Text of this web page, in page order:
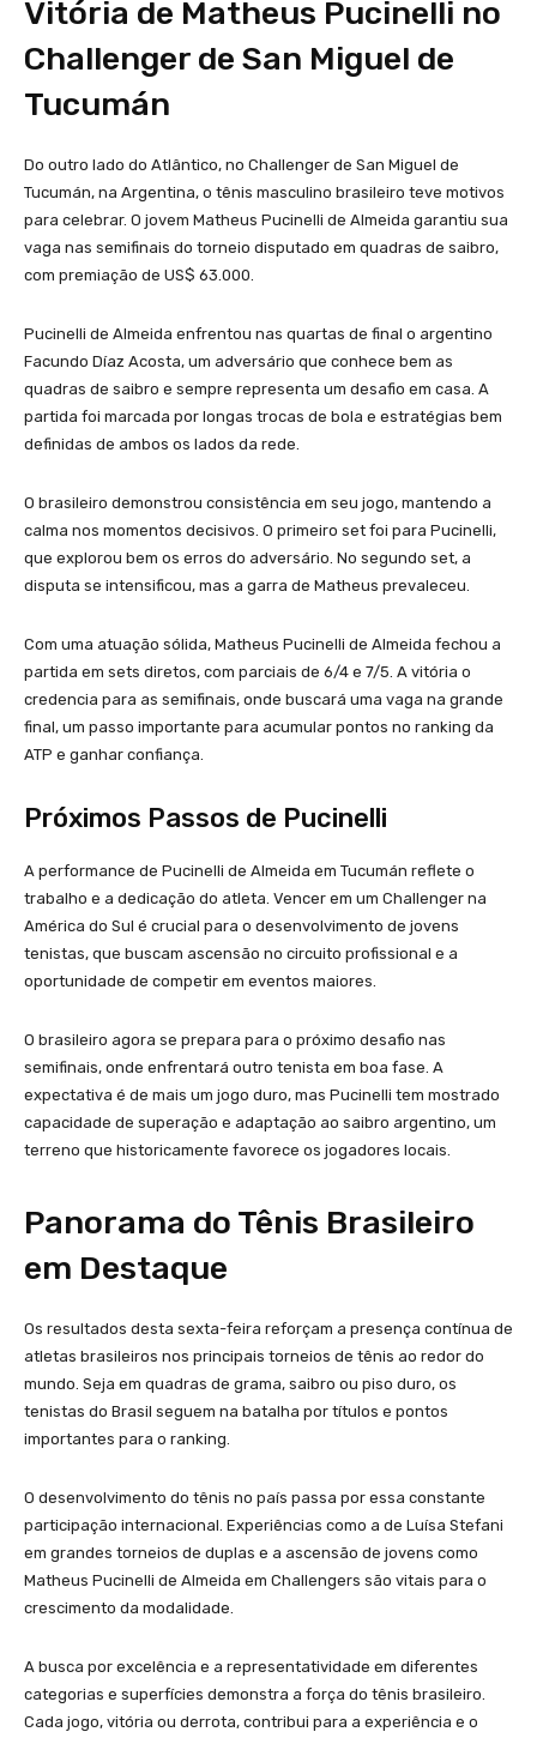
Vitória de Matheus Pucinelli no
Challenger de San Miguel de
Tucumán
Do outro lado do Atlântico, no Challenger de San Miguel de
Tucumán, na Argentina, o tênis masculino brasileiro teve motivos
para celebrar. O jovem Matheus Pucinelli de Almeida garantiu sua
vaga nas semifinais do torneio disputado em quadras de saibro,
com premiação de US$ 63.000.
Pucinelli de Almeida enfrentou nas quartas de final o argentino
Facundo Díaz Acosta, um adversário que conhece bem as
quadras de saibro e sempre representa um desafio em casa. A
partida foi marcada por longas trocas de bola e estratégias bem
definidas de ambos os lados da rede.
O brasileiro demonstrou consistência em seu jogo, mantendo a
calma nos momentos decisivos. O primeiro set foi para Pucinelli,
que explorou bem os erros do adversário. No segundo set, a
disputa se intensificou, mas a garra de Matheus prevaleceu.
Com uma atuação sólida, Matheus Pucinelli de Almeida fechou a
partida em sets diretos, com parciais de 6/4 e 7/5. A vitória o
credencia para as semifinais, onde buscará uma vaga na grande
final, um passo importante para acumular pontos no ranking da
ATP e ganhar confiança.
Próximos Passos de Pucinelli
A performance de Pucinelli de Almeida em Tucumán reflete o
trabalho e a dedicação do atleta. Vencer em um Challenger na
América do Sul é crucial para o desenvolvimento de jovens
tenistas, que buscam ascensão no circuito profissional e a
oportunidade de competir em eventos maiores.
O brasileiro agora se prepara para o próximo desafio nas
semifinais, onde enfrentará outro tenista em boa fase. A
expectativa é de mais um jogo duro, mas Pucinelli tem mostrado
capacidade de superação e adaptação ao saibro argentino, um
terreno que historicamente favorece os jogadores locais.
Panorama do Tênis Brasileiro
em Destaque
Os resultados desta sexta-feira reforçam a presença contínua de
atletas brasileiros nos principais torneios de tênis ao redor do
mundo. Seja em quadras de grama, saibro ou piso duro, os
tenistas do Brasil seguem na batalha por títulos e pontos
importantes para o ranking.
O desenvolvimento do tênis no país passa por essa constante
participação internacional. Experiências como a de Luísa Stefani
em grandes torneios de duplas e a ascensão de jovens como
Matheus Pucinelli de Almeida em Challengers são vitais para o
crescimento da modalidade.
A busca por excelência e a representatividade em diferentes
categorias e superfícies demonstra a força do tênis brasileiro.
Cada jogo, vitória ou derrota, contribui para a experiência e o